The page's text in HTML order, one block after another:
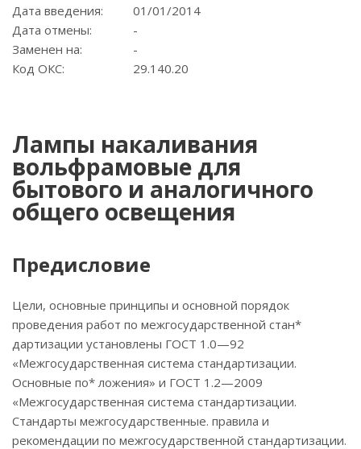
Дата введения:
01/01/2014
Дата отмены:
-
Заменен на:
-
Код ОКС:
29.140.20
Лампы накаливания
вольфрамовые для
бытового и аналогичного
общего освещения
Предисловие
Цели, основные принципы и основной порядок
проведения работ по межгосударственной стан*
дартизации установлены ГОСТ 1.0—92
«Межгосударственная система стандартизации.
Основные по* ложения» и ГОСТ 1.2—2009
«Межгосударственная система стандартизации.
Стандарты межгосударственные. правила и
рекомендации по межгосударственной стандартизации.